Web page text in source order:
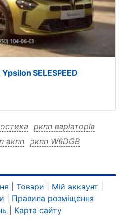
SELESPEED
ркпп варіаторів
акпп
ркпп W6DGB
ркпп BVMP відновлення
W6DGB
ркпп BVMP EDC
Товари Мій аккаунт
Правила розміщення
Карта сайту